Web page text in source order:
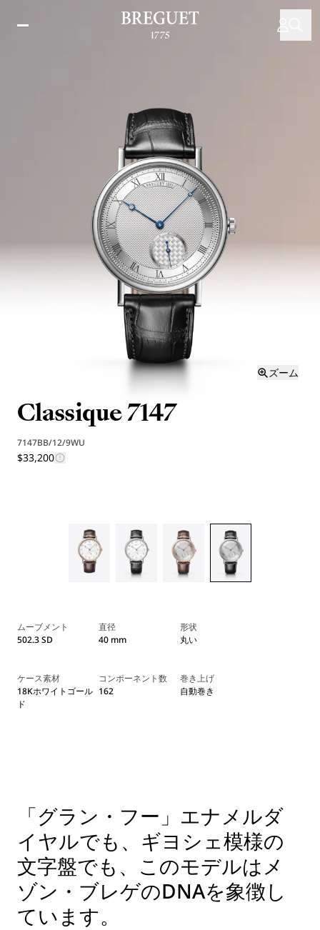
ズーム
Classique 7147
7147BB/12/9WU
$33,200
ムーブメント
502.3 SD
直径
40 mm
形状
丸い
ケース素材
18Kホワイトゴール
ド
コンポーネント数
162
巻き上げ
自動巻き
「グラン・フー」エナメルダ
イヤルでも、ギヨシェ模様の
文字盤でも、このモデルはメ
ゾン・ブレゲのDNAを象徴し
ています。